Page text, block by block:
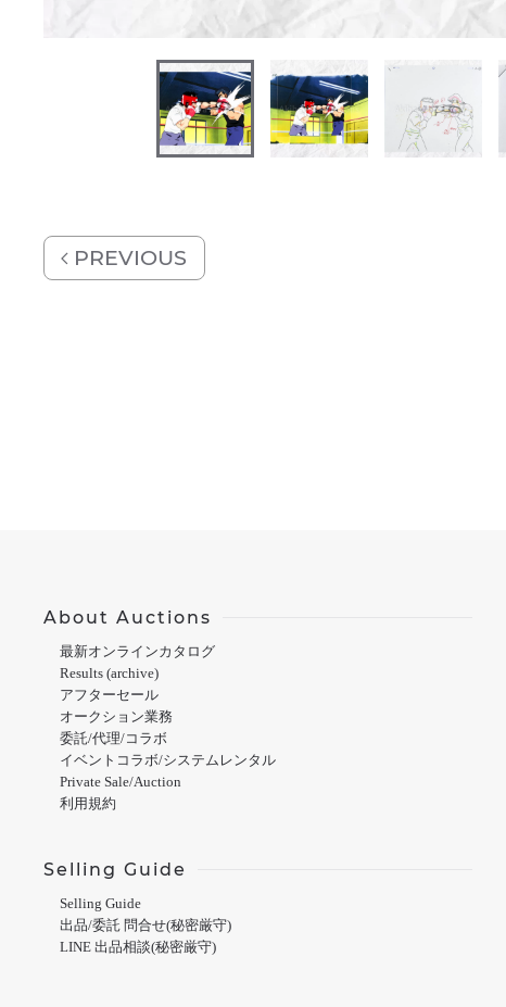
PREVIOUS
About Auctions
最新オンラインカタログ
Results (archive)
アフターセール
オークション業務
委託/代理/コラボ
イベントコラボ/システムレンタル
Private Sale/Auction
利用規約
Selling Guide
Selling Guide
出品/委託 問合せ(秘密厳守)
LINE 出品相談(秘密厳守)